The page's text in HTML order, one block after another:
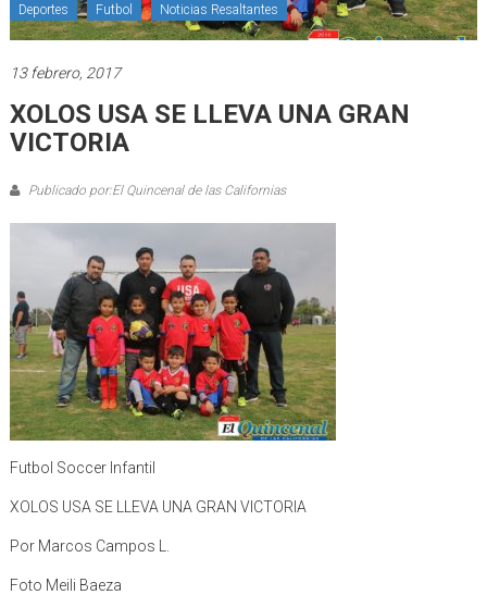
Deportes Futbol Noticias Resaltantes
13 febrero, 2017
XOLOS USA SE LLEVA UNA GRAN
VICTORIA
Publicado por:El Quincenal de las Californias
Futbol Soccer Infantil
XOLOS USA SE LLEVA UNA GRAN VICTORIA
Por Marcos Campos L.
Foto Meili Baeza